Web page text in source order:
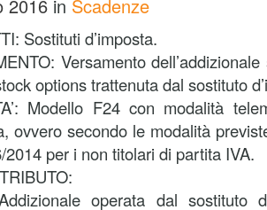
2016 in Scadenze
Sostituti d’imposta.
Versamento
options trattenuta dal sostituto
Modello F24 con modalità
ovvero secondo le modalità
2014 per i non titolari di partita IVA.
operata dal sostituto